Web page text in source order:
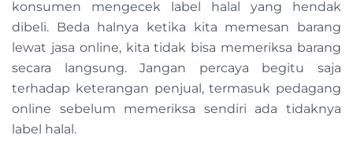
konsumen mengecek label halal yang hendak
dibeli. Beda halnya ketika kita memesan barang
lewat jasa online, kita tidak bisa memeriksa barang
secara langsung. Jangan percaya begitu saja
terhadap keterangan penjual, termasuk pedagang
online sebelum memeriksa sendiri ada tidaknya
label halal.